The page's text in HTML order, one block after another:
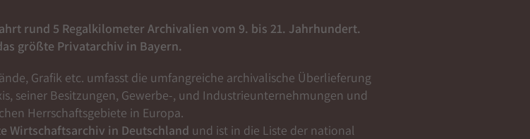
rund 5 Regalkilometer Archivalien vom 9. bis 21. Jahrhundert.
größte Privatarchiv in Bayern.
Grafik etc. umfasst die umfangreiche archivalische Überlieferung
seiner Besitzungen, Gewerbe-, und Industrieunternehmungen und
Herrschaftsgebiete in Europa.
Wirtschaftsarchiv in Deutschland und ist in die Liste der national